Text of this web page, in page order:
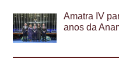
Amatra IV
anos da